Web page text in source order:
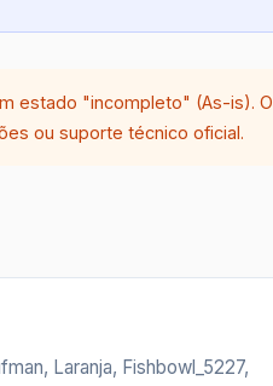
estado "incompleto" (As-is). O
ou suporte técnico oficial.
Laranja, Fishbowl_5227,